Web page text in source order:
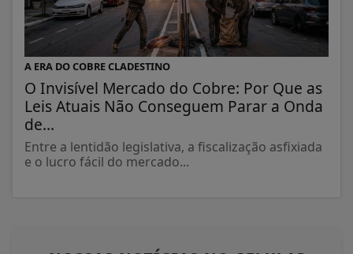
A ERA DO COBRE CLADESTINO
O Invisível Mercado do Cobre: Por Que as
Leis Atuais Não Conseguem Parar a Onda
de...
Entre a lentidão legislativa, a fiscalização asfixiada
e o lucro fácil do mercado...